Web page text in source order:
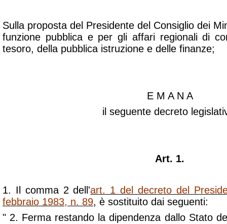
Sulla proposta del Presidente del Consiglio dei
funzione pubblica e per gli affari regionali di
tesoro, della pubblica istruzione e delle finanze;
E M A N A
il seguente decreto
Art. 1.
1. Il comma 2 dell'art. 1 del decreto del
febbraio 1983, n. 89, è sostituito dai seguenti:
" 2. Ferma restando la dipendenza dallo Stato